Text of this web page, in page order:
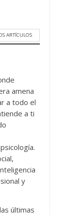
ARTÍCULOS
amena
a todo el
a ti
y
últimas